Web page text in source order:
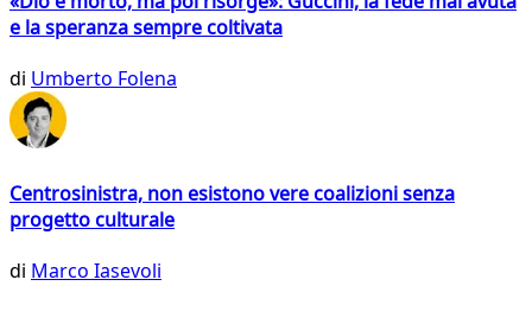
e la speranza sempre coltivata
di Umberto Folena
Centrosinistra, non esistono vere coalizioni senza
progetto culturale
di Marco Iasevoli